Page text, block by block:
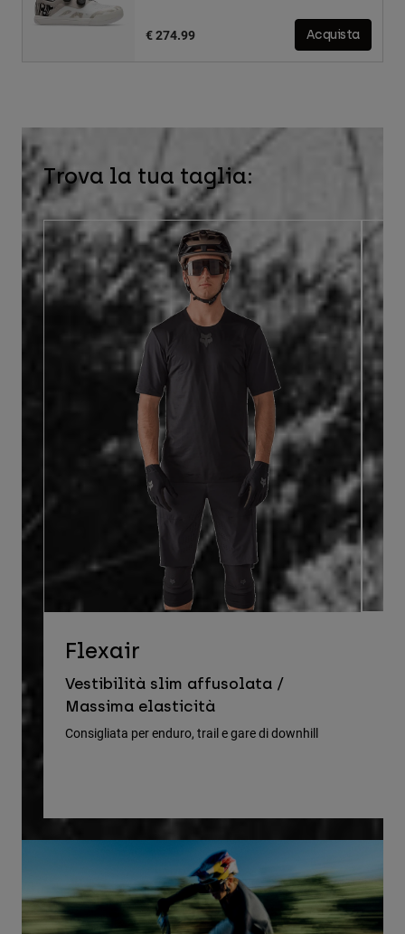
€ 274.99 Acquista
Trova la tua taglia:
Flexair
Vestibilità slim affusolata /
Massima elasticità
Consigliata per enduro, trail e gare di downhill